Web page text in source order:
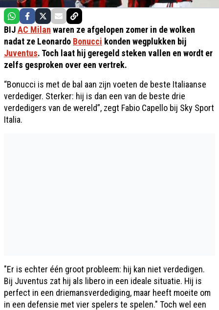
BIJAC Milan waren ze afgelopen zomer in de wolken
nadat ze Leonardo Bonucci konden wegplukken bij
Juventus. Toch laat hij geregeld steken vallen en wordt er
zelfs gesproken over een vertrek.
“Bonucci is met de bal aan zijn voeten de beste Italiaanse
verdediger. Sterker: hij is dan een van de beste drie
verdedigers van de wereld”, zegt Fabio Capello bij Sky Sport
Italia.
"Er is echter één groot probleem: hij kan niet verdedigen.
Bij Juventus zat hij als libero in een ideale situatie. Hij is
perfect in een driemansverdediging, maar heeft moeite om
in een defensie met vier spelers te spelen." Toch wel een